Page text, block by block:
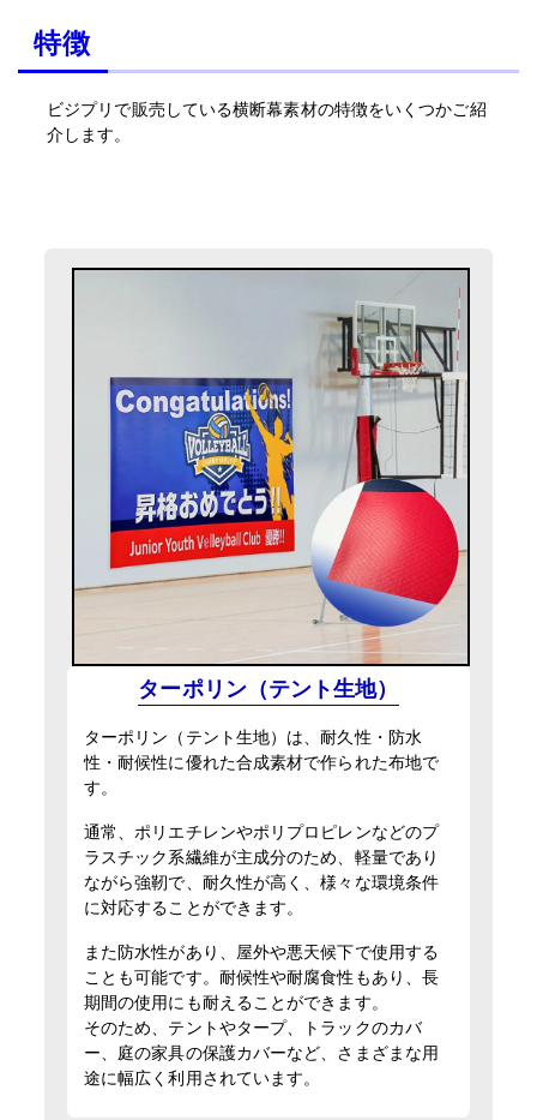
特徴
ビジプリで販売している横断幕素材の特徴をいくつかご紹
介します。
ターポリン（テント生地）
ターポリン（テント生地）は、耐久性・防水
性・耐候性に優れた合成素材で作られた布地で
す。
通常、ポリエチレンやポリプロピレンなどのプ
ラスチック系繊維が主成分のため、軽量であり
ながら強靭で、耐久性が高く、様々な環境条件
に対応することができます。
また防水性があり、屋外や悪天候下で使用する
ことも可能です。耐候性や耐腐食性もあり、長
期間の使用にも耐えることができます。
そのため、テントやタープ、トラックのカバ
ー、庭の家具の保護カバーなど、さまざまな用
途に幅広く利用されています。